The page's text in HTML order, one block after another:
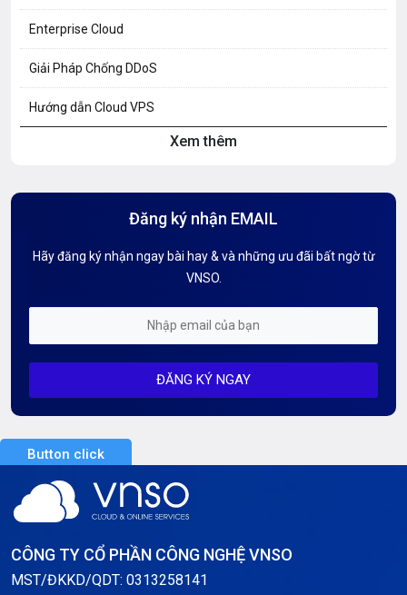
Enterprise Cloud
Giải Pháp Chống DDoS
Hướng dẫn Cloud VPS
Hướng dẫn Tên miền
Kiến thức AI
Mỗi tuần 01 Server
Server Dedicated (Máy chủ riêng)
Server GPU
Server Windows
Thông báo
Xem thêm
Đăng ký nhận EMAIL
Hãy đăng ký nhận ngay bài hay & và những ưu đãi bất ngờ từ
VNSO.
ĐĂNG KÝ NGAY
Button click
CÔNG TY CỔ PHẦN CÔNG NGHỆ VNSO
MST/ĐKKD/QDT: 0313258141